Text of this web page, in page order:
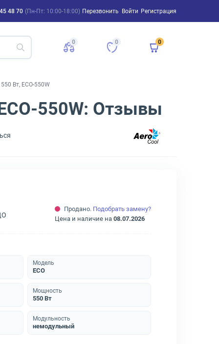
48 70 (Пн-Пт: 10:00-18:00) Перезвонить Войти Регистрация
0 0 0
Вт, ECO-550W
550W: Отзывы
Продано. Подобрать замену?
Цена и наличие на 08.07.2026
Модель
ECO
Мощность
550 Вт
Модульность
немодульный